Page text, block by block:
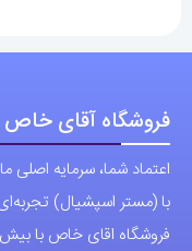
فروشگاه آقای خاص
اعتماد شما، سرمایه
با (مستر اسپشیال)